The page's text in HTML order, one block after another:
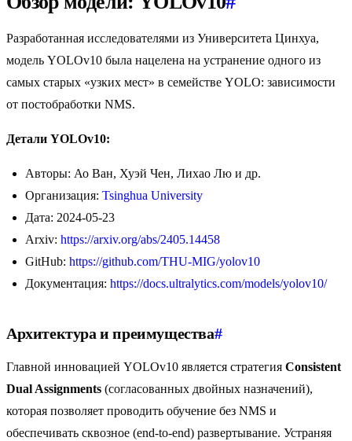
Разработанная исследователями из Университета Цинхуа,
модель YOLOv10 была нацелена на устранение одного из
самых старых «узких мест» в семействе YOLO: зависимости
от постобработки NMS.
Детали YOLOv10:
Авторы: Ао Ван, Хуэй Чен, Лихао Лю и др.
Организация: Tsinghua University
Дата: 2024-05-23
Arxiv: https://arxiv.org/abs/2405.14458
GitHub: https://github.com/THU-MIG/yolov10
Документация: https://docs.ultralytics.com/models/yolov10/
Архитектура и преимущества#
Главной инновацией YOLOv10 является стратегия Consistent
Dual Assignments (согласованных двойных назначений),
которая позволяет проводить обучение без NMS и
обеспечивать сквозное (end-to-end) развертывание. Устраняя